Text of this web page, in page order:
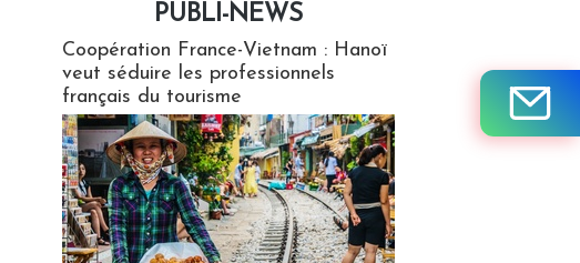
PUBLI-NEWS
Coopération France-Vietnam : Hanoï
veut séduire les professionnels
français du tourisme